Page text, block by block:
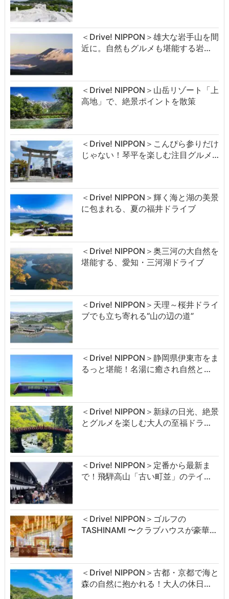
＜Drive! NIPPON＞雄大な岩手山を間
近に。自然もグルメも堪能する岩…
＜Drive! NIPPON＞山岳リゾート「上
高地」で、絶景ポイントを散策
＜Drive! NIPPON＞こんぴら参りだけ
じゃない！琴平を楽しむ注目グルメ…
＜Drive! NIPPON＞輝く海と湖の美景
に包まれる、夏の福井ドライブ
＜Drive! NIPPON＞奥三河の大自然を
堪能する、愛知・三河湖ドライブ
＜Drive! NIPPON＞天理～桜井ドライ
ブでも立ち寄れる“山の辺の道”
＜Drive! NIPPON＞静岡県伊東市をま
るっと堪能！名湯に癒され自然と…
＜Drive! NIPPON＞新緑の日光、絶景
とグルメを楽しむ大人の至福ドラ…
＜Drive! NIPPON＞定番から最新ま
で！飛騨高山「古い町並」のテイ…
＜Drive! NIPPON＞ゴルフの
TASHINAMI 〜クラブハウスが豪華…
＜Drive! NIPPON＞古都・京都で海と
森の自然に抱かれる！大人の休日…